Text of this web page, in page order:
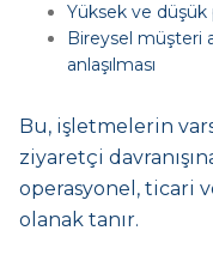
Yüksek ve düşük
Bireysel müşteri
anlaşılması
Bu, işletmelerin
ziyaretçi
operasyonel, ticari
olanak tanır.